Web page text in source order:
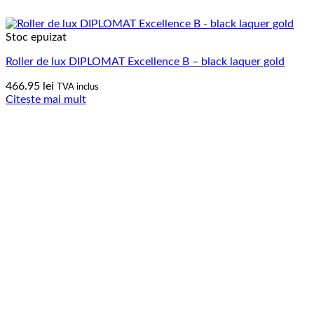
Stoc epuizat
Roller de lux DIPLOMAT Excellence B – black laquer gold
466.95 lei TVA inclus
Citește mai mult